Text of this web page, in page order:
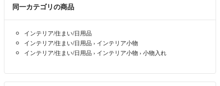
同一カテゴリの商品
インテリア/住まい/日用品
インテリア/住まい/日用品 › インテリア小物
インテリア/住まい/日用品 › インテリア小物 › 小物入れ